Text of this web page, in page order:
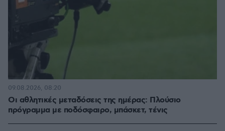
Οι αθλητικές μεταδόσεις της ημέρας: Πλούσιο
πρόγραμμα με ποδόσφαιρο, μπάσκετ, τένις
09.08.2026, 08:20